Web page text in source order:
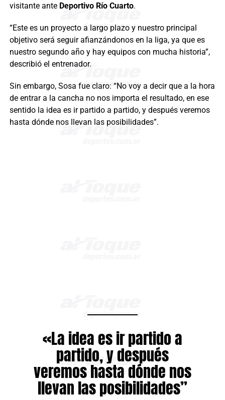
visitante ante Deportivo Río Cuarto.
“Este es un proyecto a largo plazo y nuestro principal
objetivo será seguir afianzándonos en la liga, ya que es
nuestro segundo año y hay equipos con mucha historia”,
describió el entrenador.
Sin embargo, Sosa fue claro: “No voy a decir que a la hora
de entrar a la cancha no nos importa el resultado, en ese
sentido la idea es ir partido a partido, y después veremos
hasta dónde nos llevan las posibilidades”.
«La idea es ir partido a
partido, y después
veremos hasta dónde nos
llevan las posibilidades”